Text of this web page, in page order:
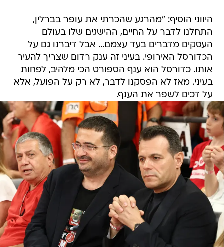
היווני הוסיף: "מהרגע שהכרתי את עופר בברלין,
התחלנו לדבר על החיים, ההישגים שלו בעולם
העסקים מדברים בעד עצמם... אבל דיברנו גם על
הכדורסל האירופי. בעיני זה ענק רדום שצריך להעיר
אותו. כדורסל הוא ענף הספורט הכי מלהיב, לפחות
בעיני. מאז לא הפסקנו לדבר, לא רק על הפועל, אלא
על דכים לשפר את הענף.